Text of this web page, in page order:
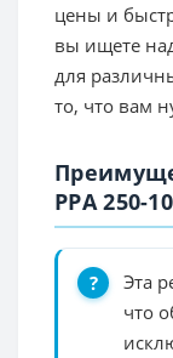
цены и
вы ищете
для
то, что вам
PPA 250-
Эта
что